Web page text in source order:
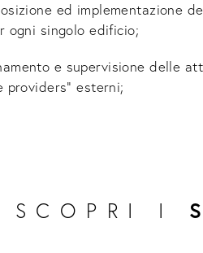
ed implementazione
ogni singolo edificio;
e supervisione delle
providers” esterni;
SCOPRI I